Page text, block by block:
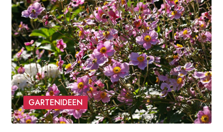
GARTENIDEEN